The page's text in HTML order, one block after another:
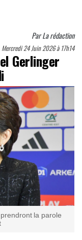
ParLa rédaction
Mercredi 24 Juin 2026 à 17h14
Gerlinger
la parole